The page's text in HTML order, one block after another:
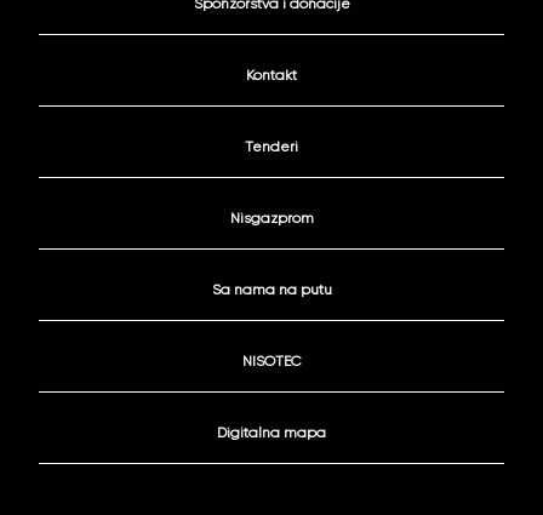
Kontakt
Tenderi
Nisgazprom
Sa nama na putu
NISOTEC
Digitalna mapa